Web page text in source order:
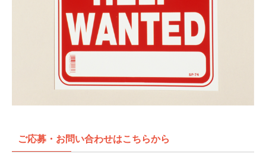
ご応募・お問い合わせはこちらから